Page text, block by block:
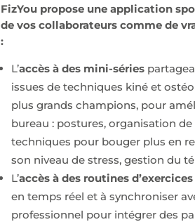
FizYou propose une application
de vos collaborateurs comme de
:
L’accès à des mini-séries
issues de techniques kiné et
plus grands champions, pour
bureau : postures, organisation de
techniques pour bouger plus en
son niveau de stress, gestion du
L’accès à des routines
en temps réel et à synchroniser
professionnel pour intégrer des